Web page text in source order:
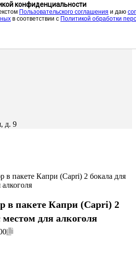
конфиденциальности
Пользовательского соглашения и даю
в соответствии с Политикой обработки
д. 9
в пакете Капри (Capri) 2 бокала для
в пакете Капри (Capri) 2
для алкоголя